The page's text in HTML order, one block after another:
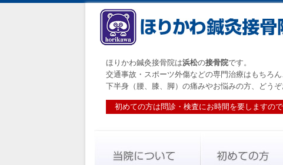
ほりかわ鍼灸接骨院は浜松の接骨院です。
交通事故・スポーツ外傷などの専門治療はもちろ
下半身（腰、膝、脚）の痛みやお悩みの方、どうぞ
初めての方は問診・検査にお時間を要しますの